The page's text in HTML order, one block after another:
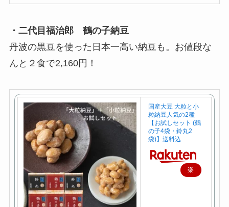
・二代目福治郎 鶴の子納豆
丹波の黒豆を使った日本一高い納豆も。お値段な
んと２食で2,160円！
国産大豆 大粒と小
粒納豆人気の2種
【お試しセット (鶴
の子4袋・鈴丸2
袋)】送料込
楽